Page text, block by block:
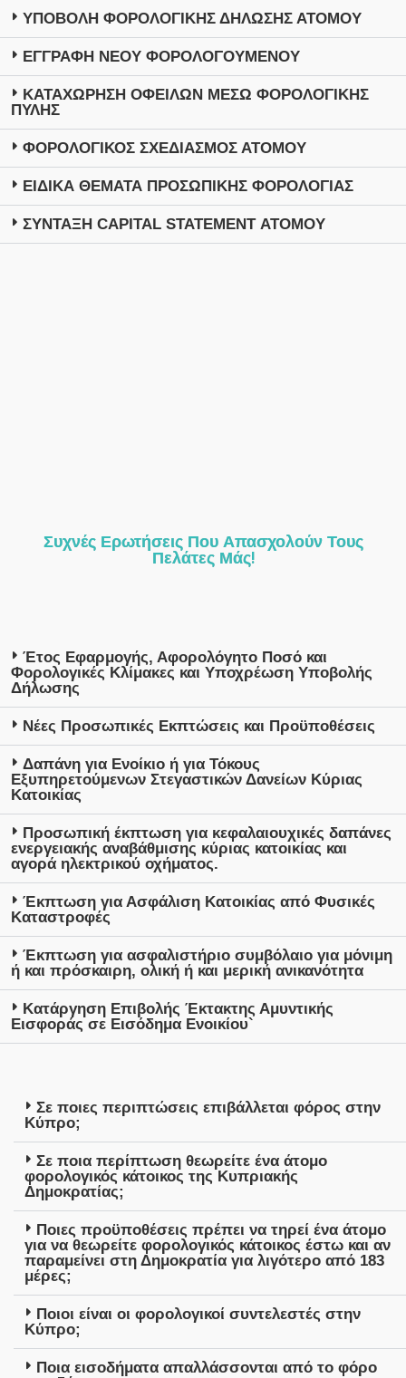
ΥΠΟΒΟΛΗ ΦΟΡΟΛΟΓΙΚΗΣ ΔΗΛΩΣΗΣ ΑΤΟΜΟΥ
ΕΓΓΡΑΦΗ ΝΕΟΥ ΦΟΡΟΛΟΓΟΥΜΕΝΟΥ
ΚΑΤΑΧΩΡΗΣΗ ΟΦΕΙΛΩΝ ΜΕΣΩ ΦΟΡΟΛΟΓΙΚΗΣ
ΠΥΛΗΣ
ΦΟΡΟΛΟΓΙΚΟΣ ΣΧΕΔΙΑΣΜΟΣ ΑΤΟΜΟΥ
ΕΙΔΙΚΑ ΘΕΜΑΤΑ ΠΡΟΣΩΠΙΚΗΣ ΦΟΡΟΛΟΓΙΑΣ
ΣΥΝΤΑΞΗ CAPITAL STATEMENT ΑΤΟΜΟΥ
Συχνές Ερωτήσεις Που Απασχολούν Τους
Πελάτες Μάς!
Έτος Εφαρμογής, Αφορολόγητο Ποσό και
Φορολογικές Κλίμακες και Υποχρέωση Υποβολής
Δήλωσης
Νέες Προσωπικές Εκπτώσεις και Προϋποθέσεις
Δαπάνη για Ενοίκιο ή για Τόκους
Εξυπηρετούμενων Στεγαστικών Δανείων Κύριας
Κατοικίας
Προσωπική έκπτωση για κεφαλαιουχικές δαπάνες
ενεργειακής αναβάθμισης κύριας κατοικίας και
αγορά ηλεκτρικού οχήματος.
Έκπτωση για Ασφάλιση Κατοικίας από Φυσικές
Καταστροφές
Έκπτωση για ασφαλιστήριο συμβόλαιο για μόνιμη
ή και πρόσκαιρη, ολική ή και μερική ανικανότητα
Κατάργηση Επιβολής Έκτακτης Αμυντικής
Εισφοράς σε Εισόδημα Ενοικίου`
Σε ποιες περιπτώσεις επιβάλλεται φόρος στην
Κύπρο;
Σε ποια περίπτωση θεωρείτε ένα άτομο
φορολογικός κάτοικος της Κυπριακής
Δημοκρατίας;
Ποιες προϋποθέσεις πρέπει να τηρεί ένα άτομο
για να θεωρείτε φορολογικός κάτοικος έστω και αν
παραμείνει στη Δημοκρατία για λιγότερο από 183
μέρες;
Ποιοι είναι οι φορολογικοί συντελεστές στην
Κύπρο;
Ποια εισοδήματα απαλλάσσονται από το φόρο